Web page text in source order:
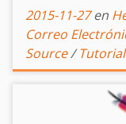
2015-11-27 en
Correo
Source/Tutorial